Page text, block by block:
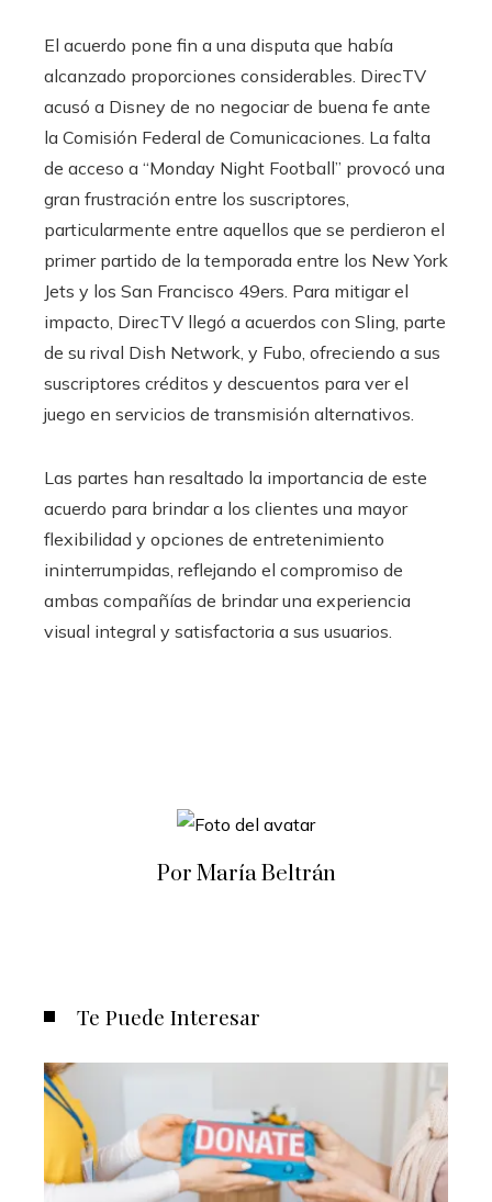
El acuerdo pone fin a una disputa que había
alcanzado proporciones considerables. DirecTV
acusó a Disney de no negociar de buena fe ante
la Comisión Federal de Comunicaciones. La falta
de acceso a “Monday Night Football” provocó una
gran frustración entre los suscriptores,
particularmente entre aquellos que se perdieron el
primer partido de la temporada entre los New York
Jets y los San Francisco 49ers. Para mitigar el
impacto, DirecTV llegó a acuerdos con Sling, parte
de su rival Dish Network, y Fubo, ofreciendo a sus
suscriptores créditos y descuentos para ver el
juego en servicios de transmisión alternativos.
Las partes han resaltado la importancia de este
acuerdo para brindar a los clientes una mayor
flexibilidad y opciones de entretenimiento
ininterrumpidas, reflejando el compromiso de
ambas compañías de brindar una experiencia
visual integral y satisfactoria a sus usuarios.
Por María Beltrán
Te Puede Interesar